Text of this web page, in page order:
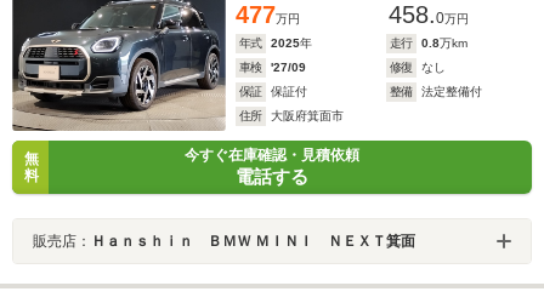
477万円 458.0万円
年式
2025年 走行 0.8万km
車検
'27/09 修復
なし
保証
保証付 整備
法定整備付
住所
大阪府箕面市
無
料
今すぐ在庫確認・見積依頼
電話する
販売店： Ｈａｎｓｈｉｎ ＢＭＷ ＭＩＮＩ ＮＥＸＴ箕面